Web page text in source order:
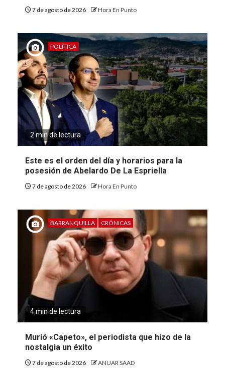
7 de agosto de 2026 Hora En Punto
POLÍTICA
2 min de lectura
Este es el orden del día y horarios para la
posesión de Abelardo De La Espriella
7 de agosto de 2026 Hora En Punto
BARRANQUILLA CRÓNICAS
4 min de lectura
Murió «Capeto», el periodista que hizo de la
nostalgia un éxito
7 de agosto de 2026 ANUAR SAAD